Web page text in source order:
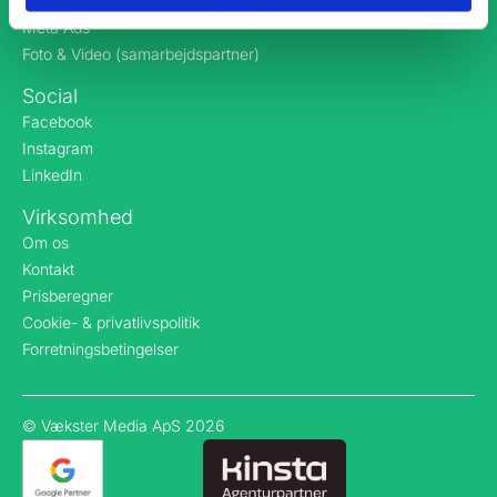
Meta Ads
Foto & Video (samarbejdspartner)
Social
Facebook
Instagram
LinkedIn
Virksomhed
Om os
Kontakt
Prisberegner
Cookie- & privatlivspolitik
Forretningsbetingelser
© Vækster Media ApS 2026